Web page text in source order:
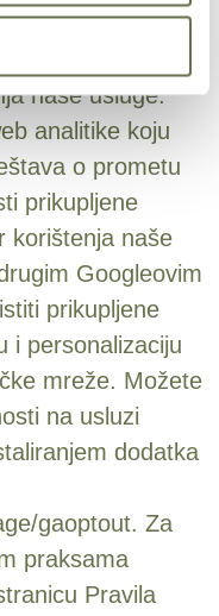
trećih strana
naše usluge.
analitike koju
o prometu
prikupljene
korištenja naše
Googleovim
prikupljene
i personalizaciju
mreže. Možete
na usluzi
dodatka
gaoptout. Za
praksama
Pravila